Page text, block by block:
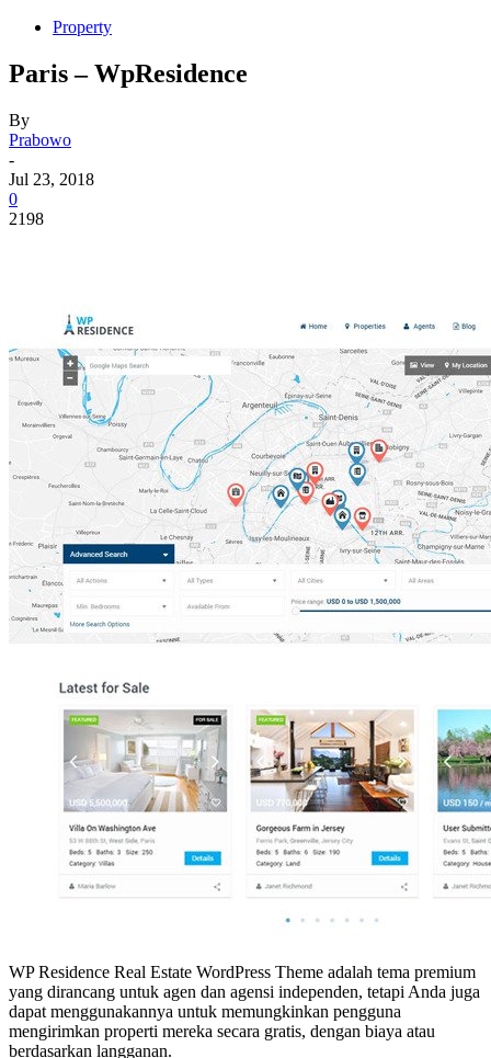
Property
Paris – WpResidence
By
Prabowo
-
Jul 23, 2018
0
2198
WP Residence Real Estate WordPress Theme adalah tema premium
yang dirancang untuk agen dan agensi independen, tetapi Anda juga
dapat menggunakannya untuk memungkinkan pengguna
mengirimkan properti mereka secara gratis, dengan biaya atau
berdasarkan langganan.